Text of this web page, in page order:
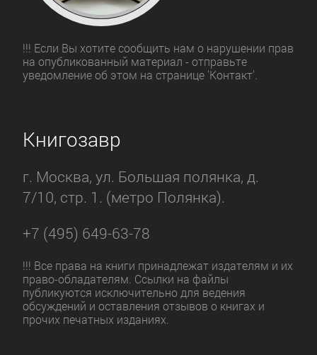
!!! Если Вы хотите сообщить нам о нарушении прав
на опубликованный материал - отправьте
уведомление об этом на странице 'Контакт'.
Книгозавр
г. Москва, ул. Большая полянка, д.
7/10, стр. 1. (метро Полянка).
+7 (495) 649-63-78
!!! Все права на книги принадлежат издателям и их
право-обладателям. Ссылки на файлы
публикуются исключительно для ведения
обсуждений и оставления отзывов о книгах и
прочих печатных изданиях.